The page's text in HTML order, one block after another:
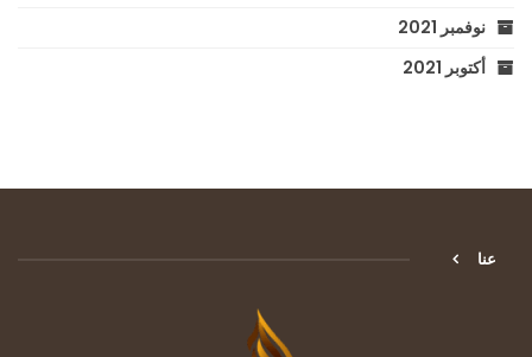
نوفمبر 2021
أكتوبر 2021
عنا